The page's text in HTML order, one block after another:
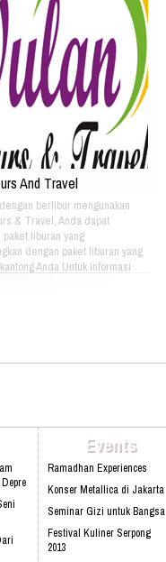
And Travel
berlibur mengunakan
& Travel, Anda dapat
paket liburan yang
dengan paket liburan yang
Anda Untuk Informasi
Events
Ramadhan Experiences
Konser Metallica di Jakarta
Seminar Gizi untuk Bangsa
Festival Kuliner Serpong
2013